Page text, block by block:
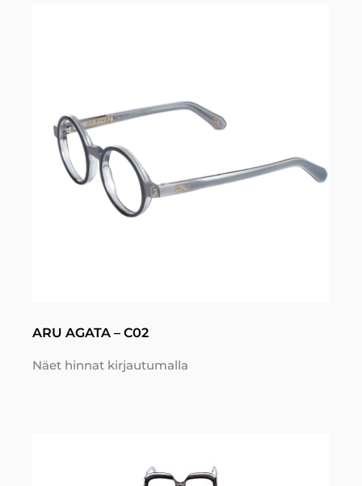
ARU AGATA – C02
Näet hinnat kirjautumalla